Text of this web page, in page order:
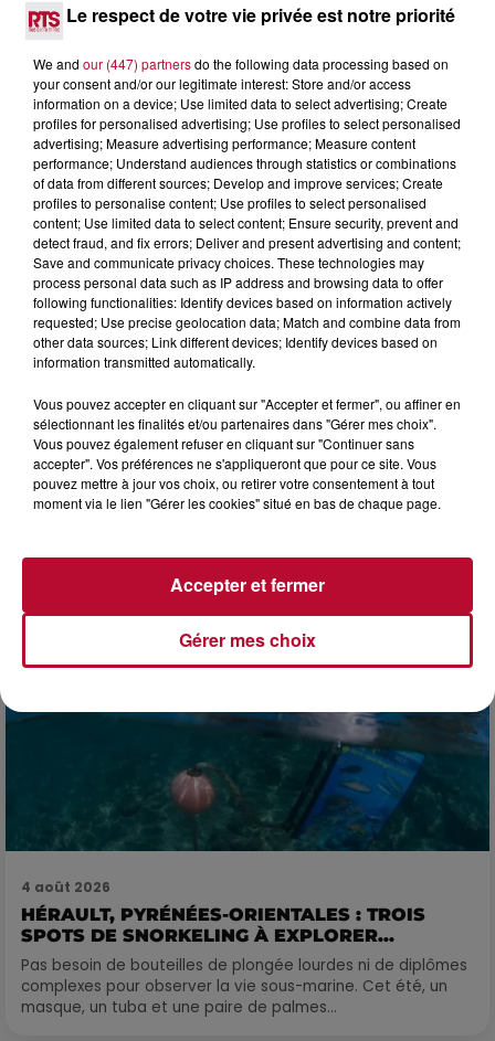
6 août 2026
NÎMES : « LE RÊVE DU GLADIATEUR » INVESTIT
LES ARÈNES CES 3...
Après un franc succès l'été dernier, le spectacle « Le Rêve
du gladiateur » revient illuminer l'amphithéâtre romain les 6,
7 et 8 août. Une fresque nocturne...
4 août 2026
FÊTE DE LA POLYNÉSIE À VILLEVEYRAC
4 août 2026
HÉRAULT, PYRÉNÉES-ORIENTALES : TROIS
SPOTS DE SNORKELING À EXPLORER...
Pas besoin de bouteilles de plongée lourdes ni de diplômes
complexes pour observer la vie sous-marine. Cet été, un
masque, un tuba et une paire de palmes...
Le respect de votre vie privée est notre priorité
We and our (447) partnersdo the following data processing based on
your consent and/or our legitimate interest: Store and/or access
information on a device; Use limited data to select advertising; Create
profiles for personalised advertising; Use profiles to select personalised
advertising; Measure advertising performance; Measure content
performance; Understand audiences through statistics or combinations
of data from different sources; Develop and improve services; Create
profiles to personalise content; Use profiles to select personalised
content; Use limited data to select content; Ensure security, prevent and
detect fraud, and fix errors; Deliver and present advertising and content;
Save and communicate privacy choices. These technologies may
process personal data such as IP address and browsing data to offer
following functionalities: Identify devices based on information actively
requested; Use precise geolocation data; Match and combine data from
other data sources; Link different devices; Identify devices based on
information transmitted automatically.
Vous pouvez accepter en cliquant sur "Accepter et fermer", ou affiner en
sélectionnant les finalités et/ou partenaires dans "Gérer mes choix".
Vous pouvez également refuser en cliquant sur "Continuer sans
accepter". Vos préférences ne s'appliqueront que pour ce site. Vous
pouvez mettre à jour vos choix, ou retirer votre consentement à tout
moment via le lien "Gérer les cookies" situé en bas de chaque page.
Gérer mes choix
Accepter et fermer